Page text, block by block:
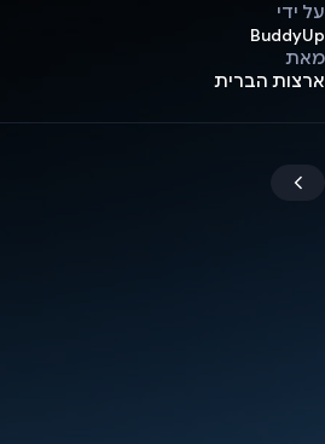
על ידי
BuddyUp
מאת
ארצות הברית